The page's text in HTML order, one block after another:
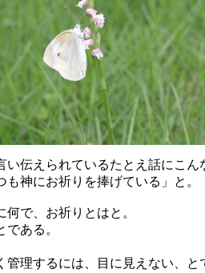
伝えられているたとえ話にこん
も神にお祈りを捧げている」と。
で、お祈りとはと。
ある。
管理するには、目に見えない、と